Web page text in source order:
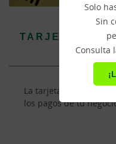
TARJETA
La tarjeta que
los pagos de tu
Solo
Sin
Consulta